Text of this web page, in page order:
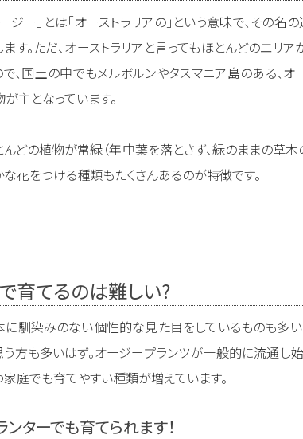
ージー」とは「オーストラリアの」という意味で、その
す。ただ、オーストラリアと言ってもほとんどのエリ
で、国土の中でもメルボルンやタスマニア島のある、
主となっています。
んどの植物が常緑（年中葉を落とさず、緑のままの草木
な花をつける種類もたくさんあるのが特徴です。
育てるのは難しい?
に馴染みのない個性的な見た目をしているものも多
う方も多いはず。オージープランツが一般的に流通し
庭でも育てやすい種類が増えています。
ンターでも育てられます！